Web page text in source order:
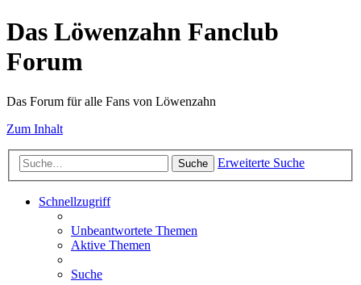
Das Löwenzahn Fanclub
Forum
Das Forum für alle Fans von Löwenzahn
Zum Inhalt
Suche Erweiterte Suche
Schnellzugriff
Unbeantwortete Themen
Aktive Themen
Suche